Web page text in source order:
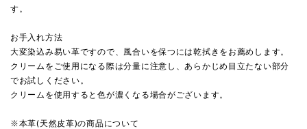
す。
お手入れ方法
大変染込み易い革ですので、風合いを保つには乾拭きをお薦めします。
クリームをご使用になる際は分量に注意し、あらかじめ目立たない部分
でお試しください。
クリームを使用すると色が濃くなる場合がございます。
※本革(天然皮革)の商品について